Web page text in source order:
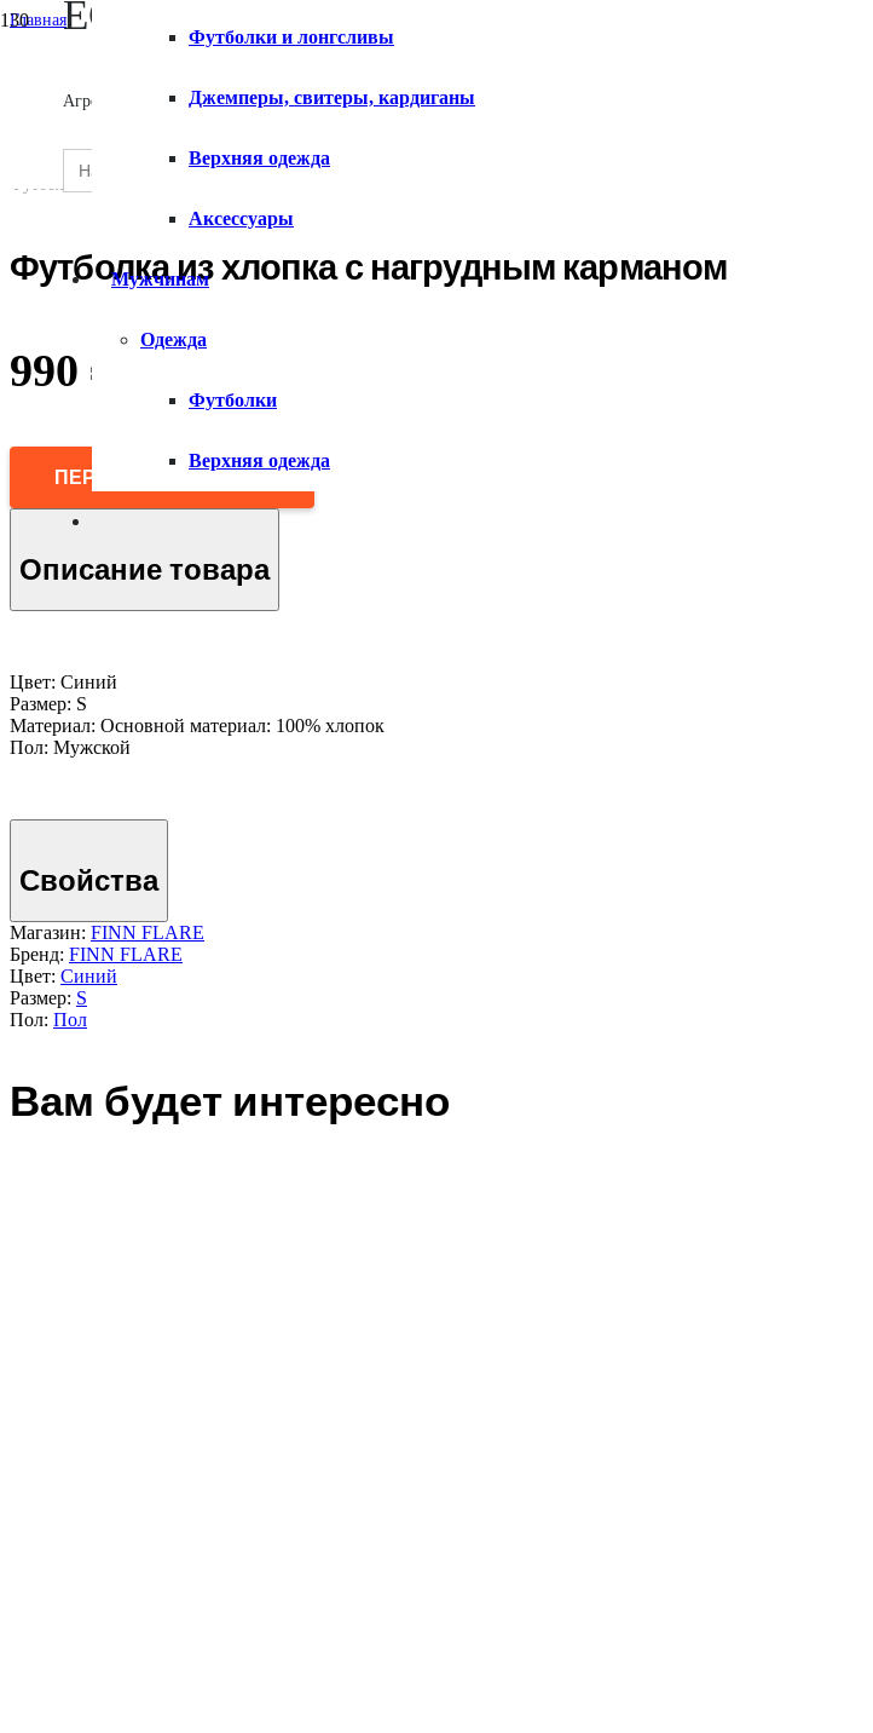
ECOMX
Агрегатор товаров
Search
for:
SEARCH
Футболки и лонгсливы
Джемперы, свитеры, кардиганы
Верхняя одежда
Аксессуары
Мужчинам
Одежда
Футболки
Верхняя одежда
Главная
Одежда
Футболка из хлопка с нагрудным карманом
990 ₽
ПЕРЕЙТИ В МАГАЗИН
Описание товара
Цвет: Синий
Размер: S
Материал: Основной материал: 100% хлопок
Пол: Мужской
Свойства
Магазин: FINN FLARE
Бренд: FINN FLARE
Цвет: Синий
Размер: S
Пол: Пол
Вам будет интересно